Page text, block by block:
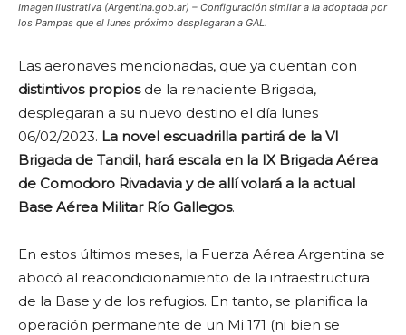
Imagen Ilustrativa (Argentina.gob.ar) – Configuración similar a la adoptada por
los Pampas que el lunes próximo desplegaran a GAL.
Las aeronaves mencionadas, que ya cuentan con
distintivos propiosde la renaciente Brigada,
desplegaran a su nuevo destino el día lunes
06/02/2023. La novel escuadrilla partirá de la VI
Brigada de Tandil, hará escala en la IX Brigada Aérea
de Comodoro Rivadavia y de allí volará a la actual
Base Aérea Militar Río Gallegos.
En estos últimos meses, la Fuerza Aérea Argentina se
abocó al reacondicionamiento de la infraestructura
de la Base y de los refugios. En tanto, se planifica la
operación permanente de un Mi 171 (ni bien se